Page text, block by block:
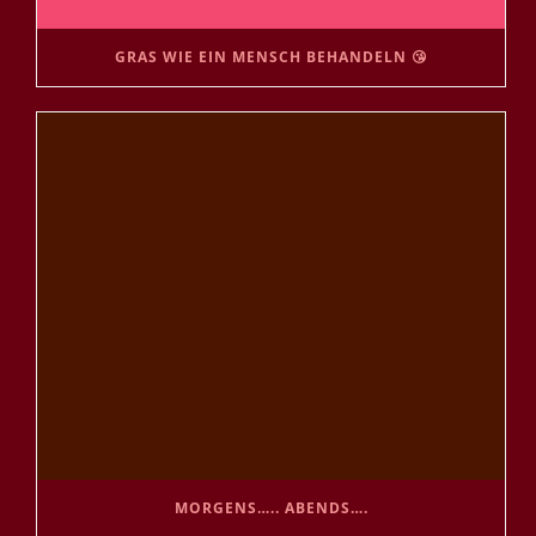
GRAS WIE EIN MENSCH BEHANDELN 😘
MORGENS….. ABENDS….